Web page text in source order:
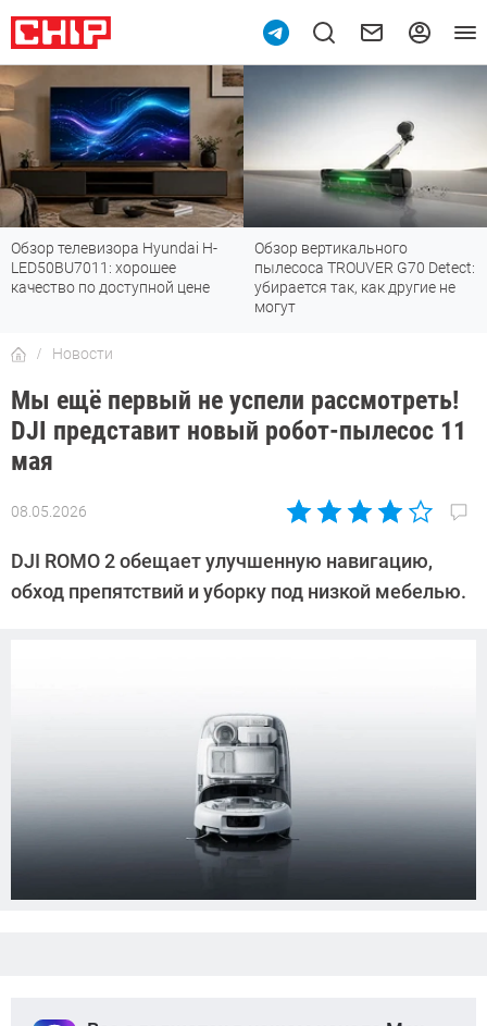
Обзор телевизора Hyundai H-
LED50BU7011: хорошее
качество по доступной цене
Обзор вертикального
пылесоса TROUVER G70 Detect:
убирается так, как другие не
могут
Новости
Мы ещё первый не успели рассмотреть!
DJI представит новый робот-пылесос 11
мая
08.05.2026
Автор:
Довлатова
DJI ROMO 2 обещает улучшенную навигацию,
обход препятствий и уборку под низкой мебелью.